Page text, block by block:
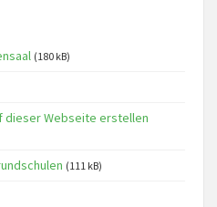
(180 kB)
dieser Webseite erstellen
(111 kB)